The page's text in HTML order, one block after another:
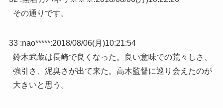
その通りです。
33 :nao*****:2018/08/06(月)10:21:54
鈴木武蔵は長崎で良くなった。良い意味での荒々しさ、
強引さ、泥臭さが出て来た。高木監督に巡り会えたのが
大きいと思う。